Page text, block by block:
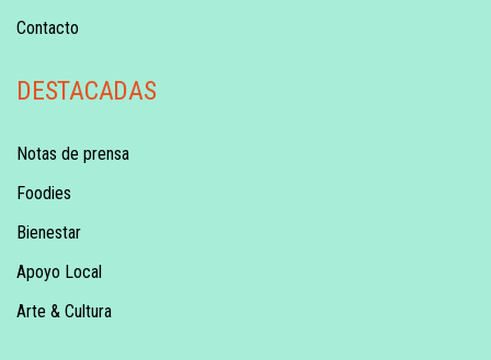
Contacto
DESTACADAS
Notas de prensa
Foodies
Bienestar
Apoyo Local
Arte & Cultura